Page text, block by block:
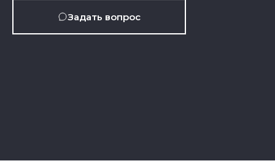
Задать вопрос